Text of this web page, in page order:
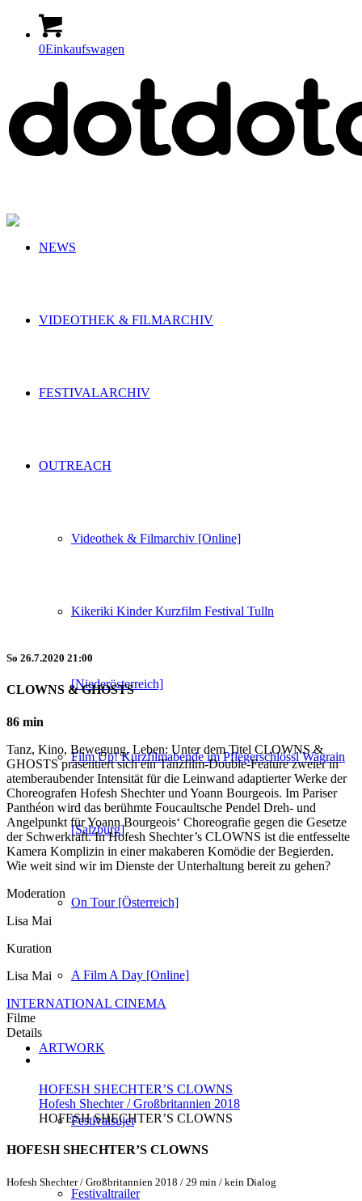
0Einkaufswagen
NEWS
VIDEOTHEK & FILMARCHIV
FESTIVALARCHIV
OUTREACH
Videothek & Filmarchiv [Online]
Kikeriki Kinder Kurzfilm Festival Tulln
[Niederösterreich]
Film Up! Kurzfilmabende im Pflegerschlössl Wagrain
[Salzburg]
On Tour [Österreich]
A Film A Day [Online]
ARTWORK
Festivalsujet
Festivaltrailer
So 26.7.2020 21:00
CLOWNS & GHOSTS
86 min
Tanz, Kino, Bewegung, Leben: Unter dem Titel CLOWNS &
GHOSTS präsentiert sich ein Tanzfilm-Double-Feature zweier in
atemberaubender Intensität für die Leinwand adaptierter Werke der
Choreografen Hofesh Shechter und Yoann Bourgeois. Im Pariser
Panthéon wird das berühmte Foucaultsche Pendel Dreh- und
Angelpunkt für Yoann Bourgeois‘ Choreografie gegen die Gesetze
der Schwerkraft. In Hofesh Shechter’s CLOWNS ist die entfesselte
Kamera Komplizin in einer makaberen Komödie der Begierden.
Wie weit sind wir im Dienste der Unterhaltung bereit zu gehen?
Moderation
Lisa Mai
Kuration
Lisa Mai
INTERNATIONAL CINEMA
Filme
Details
HOFESH SHECHTER’S CLOWNS
Hofesh Shechter / Großbritannien 2018
HOFESH SHECHTER’S CLOWNS
HOFESH SHECHTER’S CLOWNS
Hofesh Shechter / Großbritannien 2018 / 29 min / kein Dialog